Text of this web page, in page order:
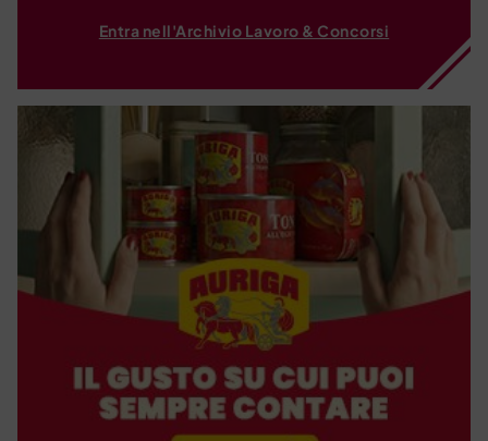
Entra nell'Archivio Lavoro & Concorsi